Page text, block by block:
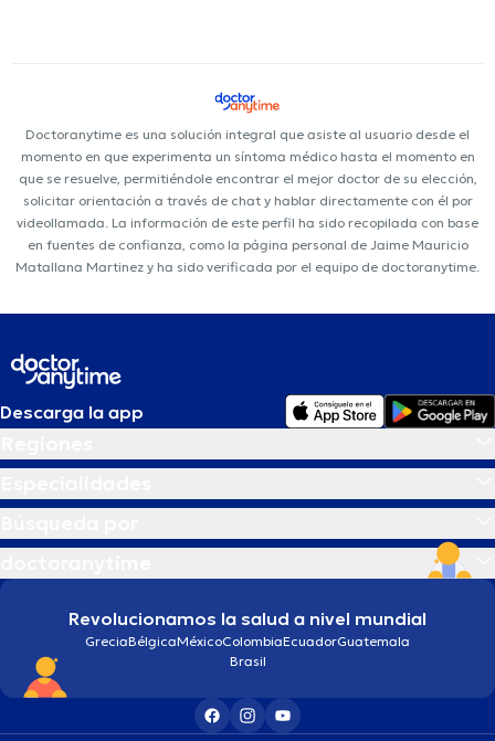
Doctoranytime es una solución integral que asiste al usuario desde el
momento en que experimenta un síntoma médico hasta el momento en
que se resuelve, permitiéndole encontrar el mejor doctor de su elección,
solicitar orientación a través de chat y hablar directamente con él por
videollamada. La información de este perfil ha sido recopilada con base
en fuentes de confianza, como la página personal de Jaime Mauricio
Matallana Martinez y ha sido verificada por el equipo de doctoranytime.
Descarga la app
Revolucionamos la salud a nivel mundial
GreciaBélgicaMéxicoColombiaEcuadorGuatemala
Brasil